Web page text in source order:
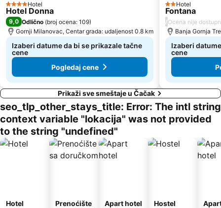
4 Zvezdice
Hotel
Hotel Donna
9,0 Odlično (broj ocena: 109)
Gornji Milanovac, Centar grada: udaljenost 0.8 km
Izaberi datume da bi se prikazale tačne
cene
Pogledaj cene
2 Zvezdice
Hotel
Fontana
/Ocena nije
Banja Gornja
Izaberi
cene
Prikaži sve smeštaje u Čačak
seo_tlp_other_stays_title: Error: The intl string
context variable "lokacija" was not provided
to the string "undefined"
Hotel
Prenoćište
Apart hotel Hostel